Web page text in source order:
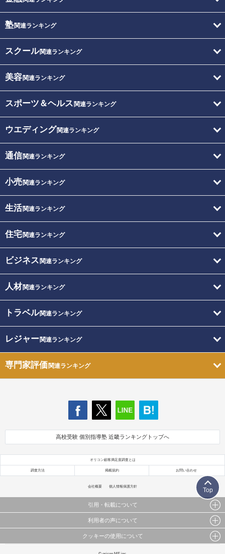
塾関連ランキング
スクール関連ランキング
美容関連ランキング
スポーツ＆ヘルス 関連ランキング
ウエディング関連ランキング
通信関連ランキング
小売関連ランキング
生活関連ランキング
住宅関連ランキング
ビジネス 関連ランキング
人材関連ランキング
トラベル関連ランキング
レジャー関連ランキング
専門家評価関連ランキング
高校受験 個別指導塾 近畿ランキングトップへ
オリコン顧客満足度調査とは
調査方法 掲載規約 お問い合わせ
会社概要 個人情報保護方針
引用・転載について
当サイトで公開されている情報（文字、写真、イラスト、画像データ等）及びこれらの配置・
これらの情報を権利者の許可なく無断転載・複製などの二次利用を行うことは固く禁じており
利用者の声について
当サイトに掲載している内容はすべてサービスの利用者が提出された見解・感想です。
クッキーの使用について
Top